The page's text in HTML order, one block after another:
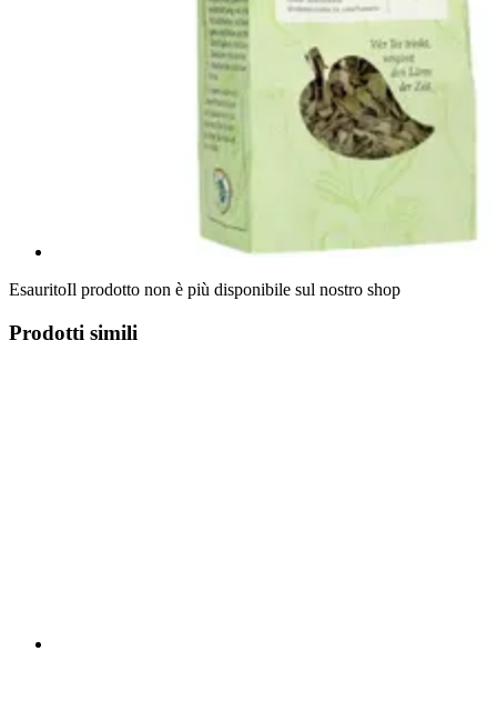
EsauritoIl prodotto non è più disponibile sul nostro shop
Prodotti simili